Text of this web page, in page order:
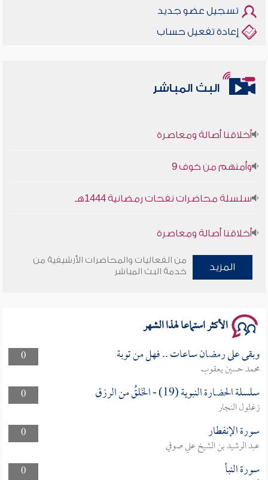
تسجيل عضو جديد
إعادة تفعيل حساب
البث المباشر
أخلاقنا أصالة ومعاصرة
وأمنهم من خوف 9
سلسلة محاضرات نفحات رمضانية 1444هـ
أخلاقنا أصالة ومعاصرة
وأمنهم من خوف 9
المزيد
من الفعاليات والمحاضرات الأرشيفية من
خدمة البث المباشر
الأكثر استماعا لهذا الشهر
0 وبقى على رمضان ساعات .. فهل من توبة
محمد حسين يعقوب
0
سلسلة الحضارة النبوية (19) - الخَلقُ من الرزق
زغلول النجار
0
سورة الإنفطار
عبد الرشيد بن الشيخ علي صوفي
0
سورة النبأ